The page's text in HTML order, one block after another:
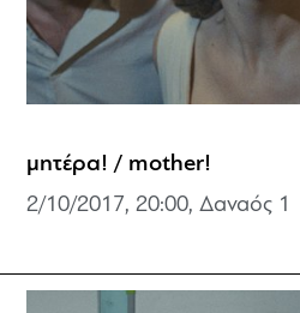
μητέρα! / mother!
2/10/2017, 20:00, Δαναός 1